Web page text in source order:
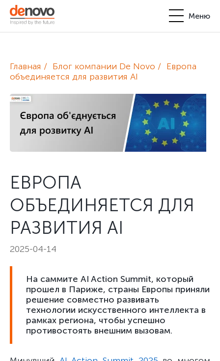
Меню
De Novo
Партнерство
request@denovo.ua
Главная Блог компании De Novo
Европа
объединяется для развития AI
ЕВРОПА
ОБЪЕДИНЯЕТСЯ ДЛЯ
РАЗВИТИЯ AI
2025-04-14
На саммите AI Action Summit, который
прошел в Париже, страны Европы приняли
решение совместно развивать
технологии искусственного интеллекта в
рамках региона, чтобы успешно
противостоять внешним вызовам.